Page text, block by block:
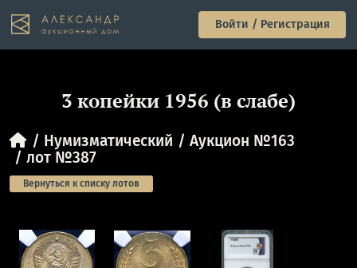
Войти / Регистрация
3 копейки 1956 (в слабе)
Нумизматический
Аукцион №163
лот №387
Вернуться к списку лотов